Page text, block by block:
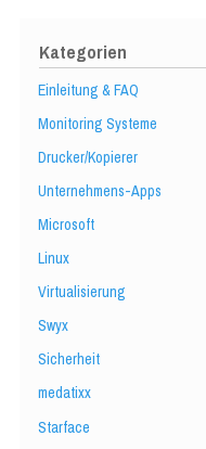
Kategorien
Einleitung & FAQ
Monitoring Systeme
Drucker/Kopierer
Unternehmens-Apps
Microsoft
Linux
Virtualisierung
Swyx
Sicherheit
medatixx
Starface